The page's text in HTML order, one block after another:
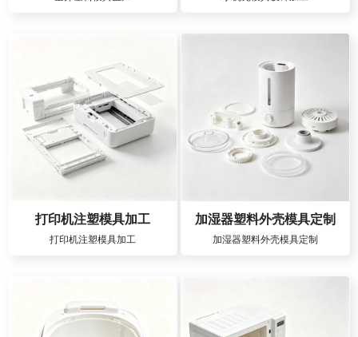
打印机注塑模具加工
打印机注塑模具加工
加湿器塑料外壳模具定制
加湿器塑料外壳模具定制